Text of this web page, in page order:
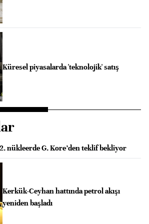
Küresel piyasalarda 'teknolojik' satış
nükleerde G. Kore’den teklif bekliyor
Kerkük-Ceyhan hattında petrol akışı
yeniden başladı